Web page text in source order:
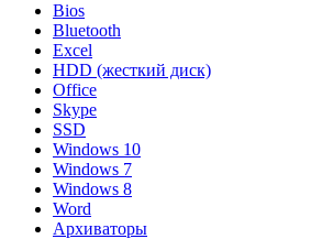
Bios
Bluetooth
Excel
HDD (жесткий диск)
Office
Skype
SSD
Windows 10
Windows 7
Windows 8
Word
Архиваторы